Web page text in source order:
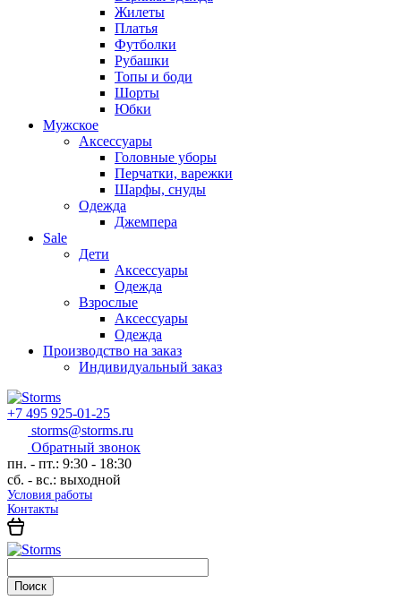
Жилеты
Платья
Футболки
Рубашки
Топы и боди
Шорты
Юбки
Мужское
Аксессуары
Головные уборы
Перчатки, варежки
Шарфы, снуды
Одежда
Джемпера
Sale
Дети
Аксессуары
Одежда
Взрослые
Аксессуары
Одежда
Производство на заказ
Индивидуальный заказ
+7 495 925-01-25
storms@storms.ru
Обратный звонок
пн. - пт.: 9:30 - 18:30
сб. - вс.: выходной
Условия работы
Контакты